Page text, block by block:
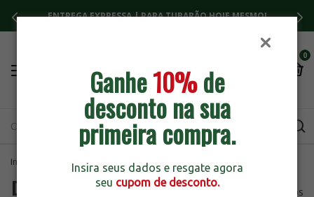
Ganhe10%de
desconto na sua
primeira compra.
Insira seus dados e resgate agora
seu cupom de desconto.
ENTREGA EXPRESSA | PARA TUBARÃO HOJE MESMO!
0
Início Marcas Dux
Dux 13 produtos